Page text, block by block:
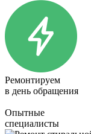
Ремонтируем
в день обращения
Опытные
специалисты